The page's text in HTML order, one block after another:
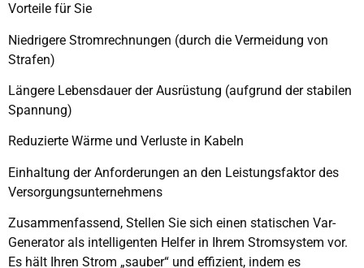
Vorteile für Sie
Niedrigere Stromrechnungen (durch die Vermeidung von
Strafen)
Längere Lebensdauer der Ausrüstung (aufgrund der stabilen
Spannung)
Reduzierte Wärme und Verluste in Kabeln
Einhaltung der Anforderungen an den Leistungsfaktor des
Versorgungsunternehmens
Zusammenfassend, Stellen Sie sich einen statischen Var-
Generator als intelligenten Helfer in Ihrem Stromsystem vor.
Es hält Ihren Strom „sauber“ und effizient, indem es